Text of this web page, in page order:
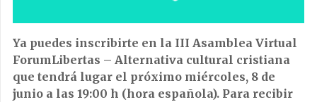
Ya puedes inscribirte en la III Asamblea Virtual
ForumLibertas – Alternativa cultural cristiana
que tendrá lugar el próximo miércoles, 8 de
junio a las 19:00 h (hora española). Para recibir